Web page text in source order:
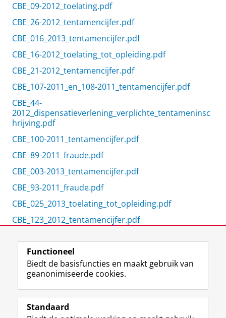
CBE_09-2012_toelating.pdf
CBE_26-2012_tentamencijfer.pdf
CBE_016_2013_tentamencijfer.pdf
CBE_16-2012_toelating_tot_opleiding.pdf
CBE_21-2012_tentamencijfer.pdf
CBE_107-2011_en_108-2011_tentamencijfer.pdf
CBE_44-
2012_dispensatieverlening_verplichte_tentameninsc
hrijving.pdf
CBE_100-2011_tentamencijfer.pdf
CBE_89-2011_fraude.pdf
CBE_003-2013_tentamencijfer.pdf
CBE_93-2011_fraude.pdf
CBE_025_2013_toelating_tot_opleiding.pdf
CBE_123_2012_tentamencijfer.pdf
View this page in:English
Volg de RUG
F
a
L
i
R
S
I
n
Y
o
Functioneel
Biedt de basisfuncties en maakt gebruik van
geanonimiseerde cookies.
Standaard